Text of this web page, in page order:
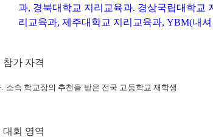
과, 경북대학교 지리교육과. 경상국립대학교
리교육과,제주대학교 지리교육과, YBM(내
참가 자격
소속 학교장의 추천을 받은 전국 고등학교 재학생
대회 영역